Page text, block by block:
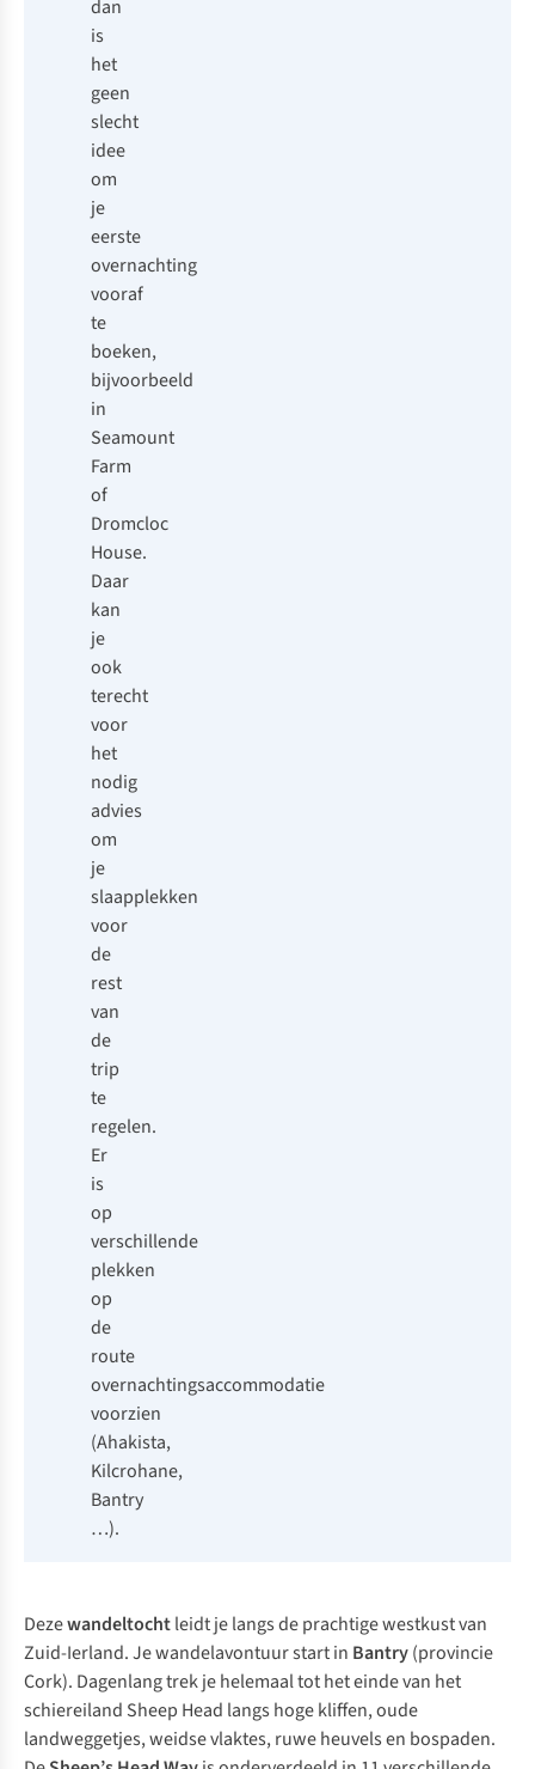
dan
is
het
geen
slecht
idee
om
je
eerste
overnachting
vooraf
te
boeken,
bijvoorbeeld
in
Seamount
Farm
of
Dromcloc
House.
Daar
kan
je
ook
terecht
voor
het
nodig
advies
om
je
slaapplekken
voor
de
rest
van
de
trip
te
regelen.
Er
is
op
verschillende
plekken
op
de
route
overnachtingsaccommodatie
voorzien
(Ahakista,
Kilcrohane,
Bantry
…).
Dezewandeltochtleidt je langs de prachtige westkust van
Zuid-Ierland. Je wandelavontuur start in Bantry(provincie
Cork). Dagenlang trek je helemaal tot het einde van het
schiereiland Sheep Head langs hoge kliffen, oude
landweggetjes, weidse vlaktes, ruwe heuvels en bospaden.